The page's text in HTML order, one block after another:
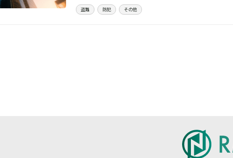
盗難 防犯 その他